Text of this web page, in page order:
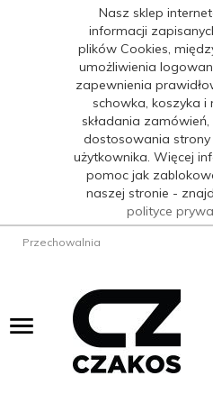
Nasz sklep
informacji
plików Cookies,
umożliwienia
zapewnienia
schowka, koszyka i
składania
dostosowania strony
użytkownika. Więcej
pomoc jak
naszej stronie -
polityce
Przechowalnia